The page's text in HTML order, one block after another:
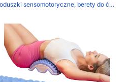
Poduszki sensomotoryczne, berety do ćwiczeń